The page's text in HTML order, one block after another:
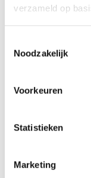
verzameld op
Noodzakelijk
Voorkeuren
Statistieken
Marketing